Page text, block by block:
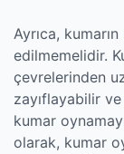
Ayrıca,
edilmemelidir.
çevrelerinden
zayıflayabilir
kumar
olarak, kumar